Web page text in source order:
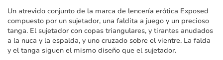
Un atrevido conjunto de la marca de lencería erótica Exposed
compuesto por un sujetador, una faldita a juego y un precioso
tanga. El sujetador con copas triangulares, y tirantes anudados
a la nuca y la espalda, y uno cruzado sobre el vientre. La falda
y el tanga siguen el mismo diseño que el sujetador.